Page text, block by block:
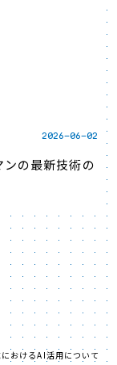
2026-06-02
の最新技術の
おけるAI活用について